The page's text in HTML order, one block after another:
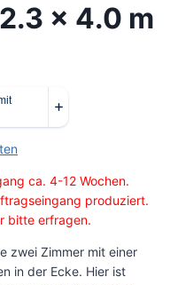
x 4.0 m
ca. 4-12 Wochen.
produziert.
bitte erfragen.
zwei Zimmer mit einer
in der Ecke. Hier ist